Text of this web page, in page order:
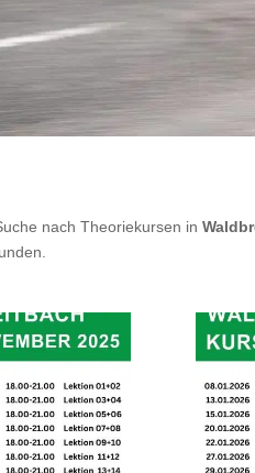
nach Theoriekursen in